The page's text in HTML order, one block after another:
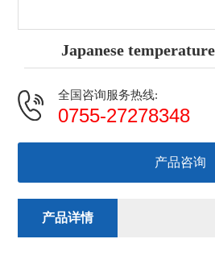
Japanese
全国咨询服务热线:
0755-27278348
产品咨询
产品详情